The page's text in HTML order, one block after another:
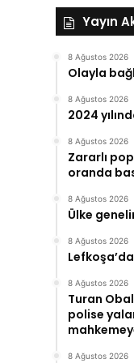
Yayın
8 Ağustos 2026
Olayla
8 Ağustos 2026
2024
8 Ağustos 2026
Zararlı
oranda
8 Ağustos 2026
Ülke
8 Ağustos 2026
8 Ağustos 2026
Turan
polise
8 Ağustos 2026